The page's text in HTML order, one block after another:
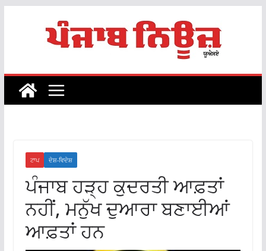
ਟਾਪ ਦੇਸ਼-ਵਿਦੇਸ਼
ਪੰਜਾਬ ਹੜ੍ਹ ਕੁਦਰਤੀ ਆਫ਼ਤਾਂ
ਨਹੀਂ, ਮਨੁੱਖ ਦੁਆਰਾ ਬਣਾਈਆਂ
ਆਫ਼ਤਾਂ ਹਨ